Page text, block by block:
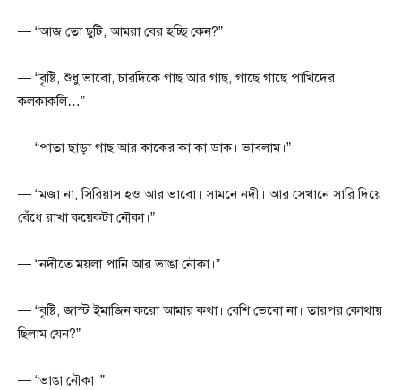
— “আজ তো ছুটি, আমরা বের হচ্ছি কেন?”
— “বৃষ্টি, শুধু ভাবো, চারদিকে গাছ আর গাছ, গাছে গাছে পাখিদের
কলকাকলি…”
— “পাতা ছাড়া গাছ আর কাকের কা কা ডাক। ভাবলাম।”
— “মজা না, সিরিয়াস হও আর ভাবো। সামনে নদী। আর সেখানে সারি দিয়ে
বেঁধে রাখা কয়েকটা নৌকা।”
— “নদীতে ময়লা পানি আর ভাঙা নৌকা।”
— “বৃষ্টি, জাস্ট ইমাজিন করো আমার কথা। বেশি ভেবো না। তারপর কোথায়
ছিলাম যেন?”
— “ভাঙা নৌকা।”